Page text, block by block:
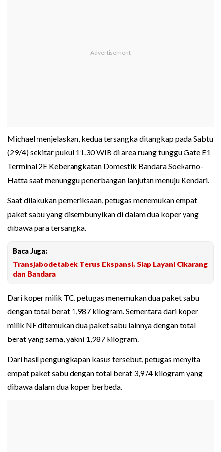
Michael menjelaskan, kedua tersangka ditangkap pada Sabtu
(29/4) sekitar pukul 11.30 WIB di area ruang tunggu Gate E1
Terminal 2E Keberangkatan Domestik Bandara Soekarno-
Hatta saat menunggu penerbangan lanjutan menuju Kendari.
Saat dilakukan pemeriksaan, petugas menemukan empat
paket sabu yang disembunyikan di dalam dua koper yang
dibawa para tersangka.
Baca Juga:
Transjabodetabek Terus Ekspansi, Siap Layani Cikarang
dan Bandara
Dari koper milik TC, petugas menemukan dua paket sabu
dengan total berat 1,987 kilogram. Sementara dari koper
milik NF ditemukan dua paket sabu lainnya dengan total
berat yang sama, yakni 1,987 kilogram.
Dari hasil pengungkapan kasus tersebut, petugas menyita
empat paket sabu dengan total berat 3,974 kilogram yang
dibawa dalam dua koper berbeda.